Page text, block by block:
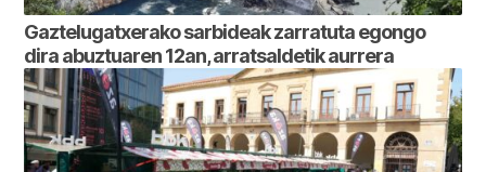
Gaztelugatxerako sarbideak zarratuta egongo
dira abuztuaren 12an, arratsaldetik aurrera